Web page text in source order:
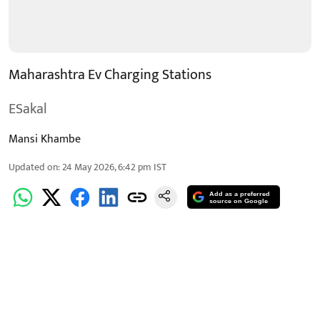
Maharashtra Ev Charging Stations
ESakal
Mansi Khambe
Updated on:24 May 2026, 6:42 pm IST
Add as a preferred
source on Google